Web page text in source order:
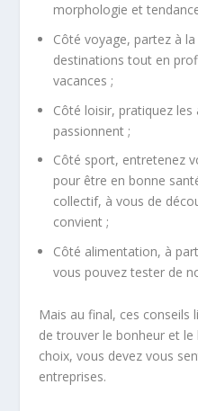
morphologie et
Côté voyage, partez à
destinations tout en
vacances ;
Côté loisir, pratiquez les
passionnent ;
Côté sport, entretenez
pour être en bonne
collectif, à vous de
convient ;
Côté alimentation, à
vous pouvez tester de
Mais au final, ces
de trouver le bonheur et
choix, vous devez vous
entreprises.